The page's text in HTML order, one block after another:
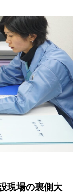
現場の裏側大